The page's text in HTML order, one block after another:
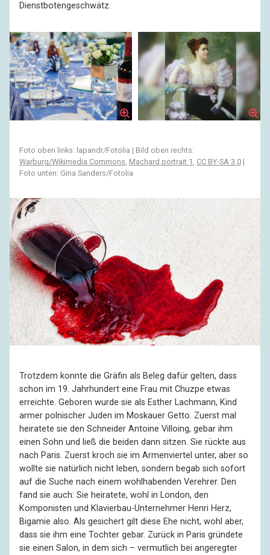
Dienstbotengeschwätz.
Foto oben links: lapandr/Fotolia | Bild oben rechts:
Warburg/Wikimedia Commons Machard portrait 1 CC BY-SA 3.0 |
Foto unten: Gina Sanders/Fotolia
Trotzdem konnte die Gräfin als Beleg dafür gelten, dass
schon im 19. Jahrhundert eine Frau mit Chuzpe etwas
erreichte. Geboren wurde sie als Esther Lachmann, Kind
armer polnischer Juden im Moskauer Getto. Zuerst mal
heiratete sie den Schneider Antoine Villoing, gebar ihm
einen Sohn und ließ die beiden dann sitzen. Sie rückte aus
nach Paris. Zuerst kroch sie im Armenviertel unter, aber so
wollte sie natürlich nicht leben, sondern begab sich sofort
auf die Suche nach einem wohlhabenden Verehrer. Den
fand sie auch: Sie heiratete, wohl in London, den
Komponisten und Klavierbau-Unternehmer Henri Herz,
Bigamie also. Als gesichert gilt diese Ehe nicht, wohl aber,
dass sie ihm eine Tochter gebar. Zurück in Paris gründete
sie einen Salon, in dem sich – vermutlich bei angeregter